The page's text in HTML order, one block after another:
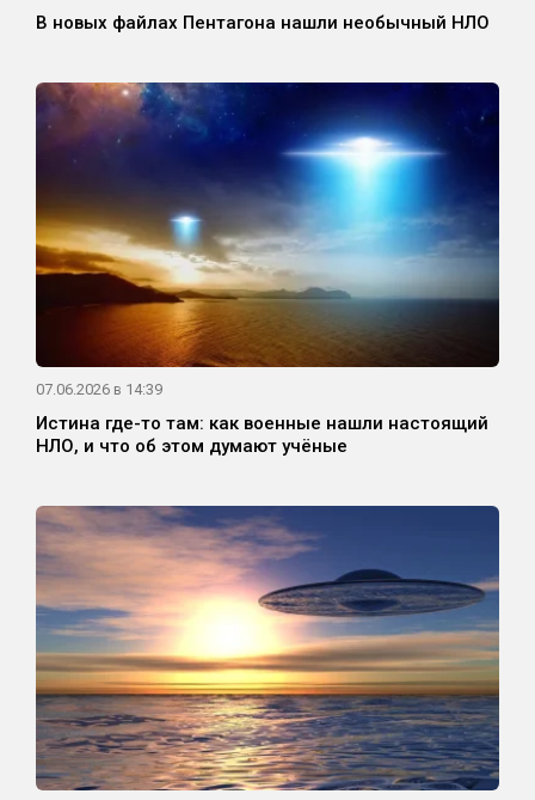
В новых файлах Пентагона нашли необычный НЛО
07.06.2026 в 14:39
Истина где-то там: как военные нашли настоящий
НЛО, и что об этом думают учёные